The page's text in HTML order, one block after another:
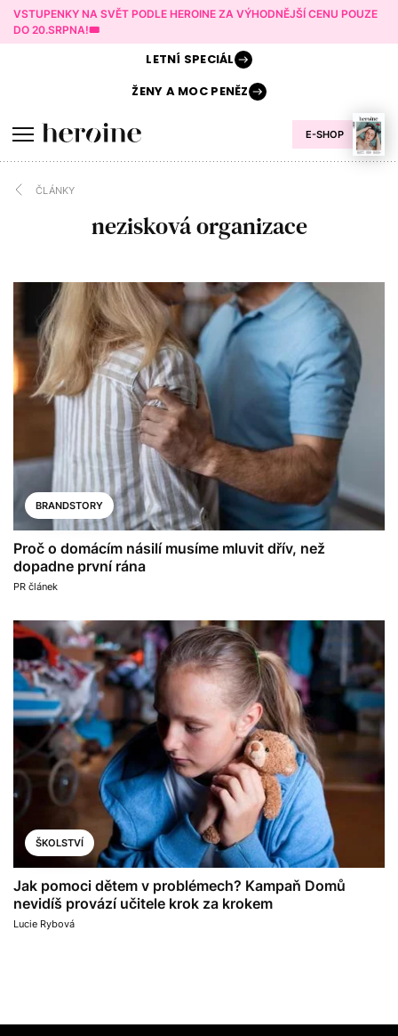
VSTUPENKY NA SVĚT PODLE HEROINE ZA VÝHODNĚJŠÍ CENU POUZE
DO 20.SRPNA!🎟️
E-SHOP
LETNÍ SPECIÁL
ŽENY AMOC PENĚZ
ČLÁNKY
nezisková organizace
BRANDSTORY
Proč o domácím násilí musíme mluvit dřív, než
dopadne první rána
PR článek
ŠKOLSTVÍ
Jak pomoci dětem v problémech? Kampaň Domů
nevidíš provází učitele krok za krokem
Lucie Rybová